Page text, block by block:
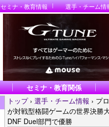
セミナ・教育情報 選手・チーム情
セミナ・教育関係
トップ › 選手・チーム情報 › プ
が対戦型格闘ゲームの世界決勝
DNF Duel部門で優勝